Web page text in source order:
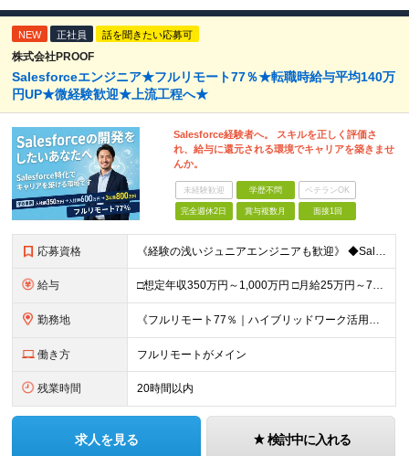
NEW 正社員 話を聞きたい応募可
株式会社PROOF
Salesforceエンジニア★フルリモート77％★転職時給与平均140万
円UP★微経験歓迎★上流工程へ★
Salesforce経験者へ。 スキルを正しく評価さ
れ、給与に還元される環境でキャリアを築きませ
んか。
未経験歓迎 学歴不問 ベテランOK
完全週休2日 賞与複数月 面接1回
応募資格 《経験の浅いジュニアエンジニアも歓迎》 ◆Salesforceによる開発の実務経験（実務経験1年以上） ◆学歴不問 ▽歓迎要件 ※必須ではありません ・PM経験のある方、Apex／LWCの開発経験が
給与 □想定年収350万円～1,000万円 □月給25万円～75万円＋単価連動のインセンティブ＋賞与（年2回） ※月給にはみなし残業代（月20時間分／33,186円～）を含みます。超過分は全額支給 ▽試用
勤務地 《フルリモート77％｜ハイブリッドワーク活用中》 東京都23区・大阪府を中心とした各プロジェクト先となります 《本社》高知県高知市本町2-4-30-905 (変更の範囲)上記を除く当社関連勤務地
働き方 フルリモートがメイン
残業時間 20時間以内
求人を見る 検討中に入れる